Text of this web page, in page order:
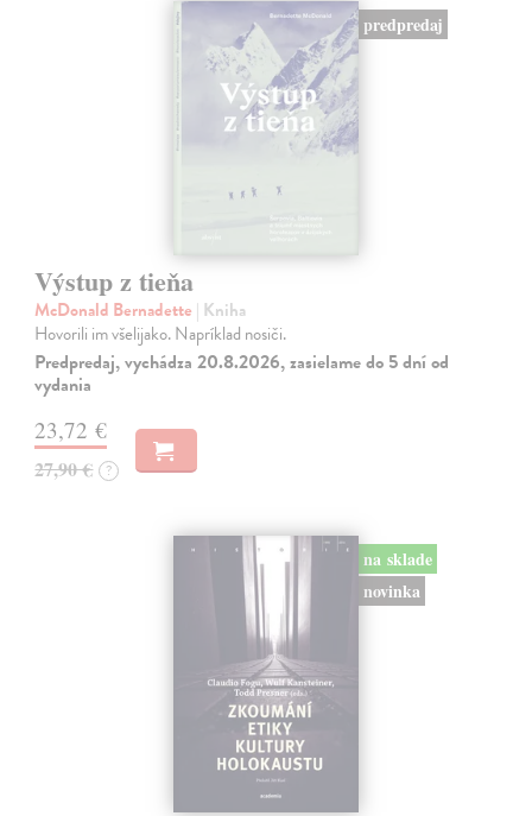
predpredaj
Výstup z tieňa
McDonald Bernadette | Kniha
Hovorili im všelijako. Napríklad nosiči.
Predpredaj, vychádza 20.8.2026, zasielame do 5 dní od
vydania
23,72 €
27,90 € ?
na sklade
novinka